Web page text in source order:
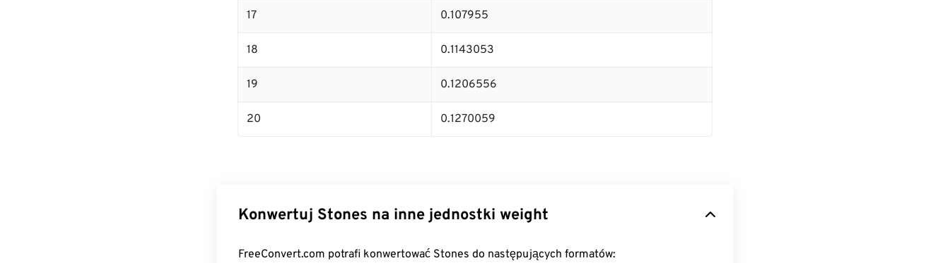
17 0.107955
18 0.1143053
19 0.1206556
20 0.1270059
Konwertuj Stones na inne jednostki weight
FreeConvert.com potrafi konwertować Stones do następujących formatów: